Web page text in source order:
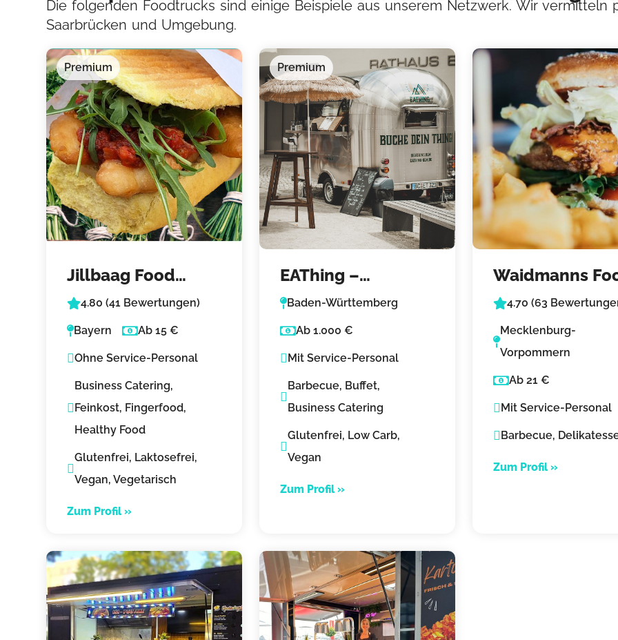
Die folgenden Foodtrucks sind einige Beispiele aus unserem Netzwerk. Wir
Saarbrücken und Umgebung.
Premium
Jillbaag Food
Truck –
Streetfood
Catering Nürnberg
4.80 (41 Bewertungen)
Bayern Ab 15 €
Ohne Service-Personal
Business Catering,
Feinkost, Fingerfood,
Healthy Food
Glutenfrei, Laktosefrei,
Vegan, Vegetarisch
Zum Profil »
Premium
EAThing –
Midgards Finest
Cuisine Catering
Baden-Württemberg
Ab 1.000 €
Mit Service-Personal
Barbecue, Buffet,
Business Catering
Glutenfrei, Low Carb,
Vegan
Zum Profil »
Waidmanns
– Catering &
Truck mit Wild
4.70 (63
Mecklenburg-
Vorpommern
Ab 21 €
Mit Service-Personal
Barbecue,
Zum Profil »